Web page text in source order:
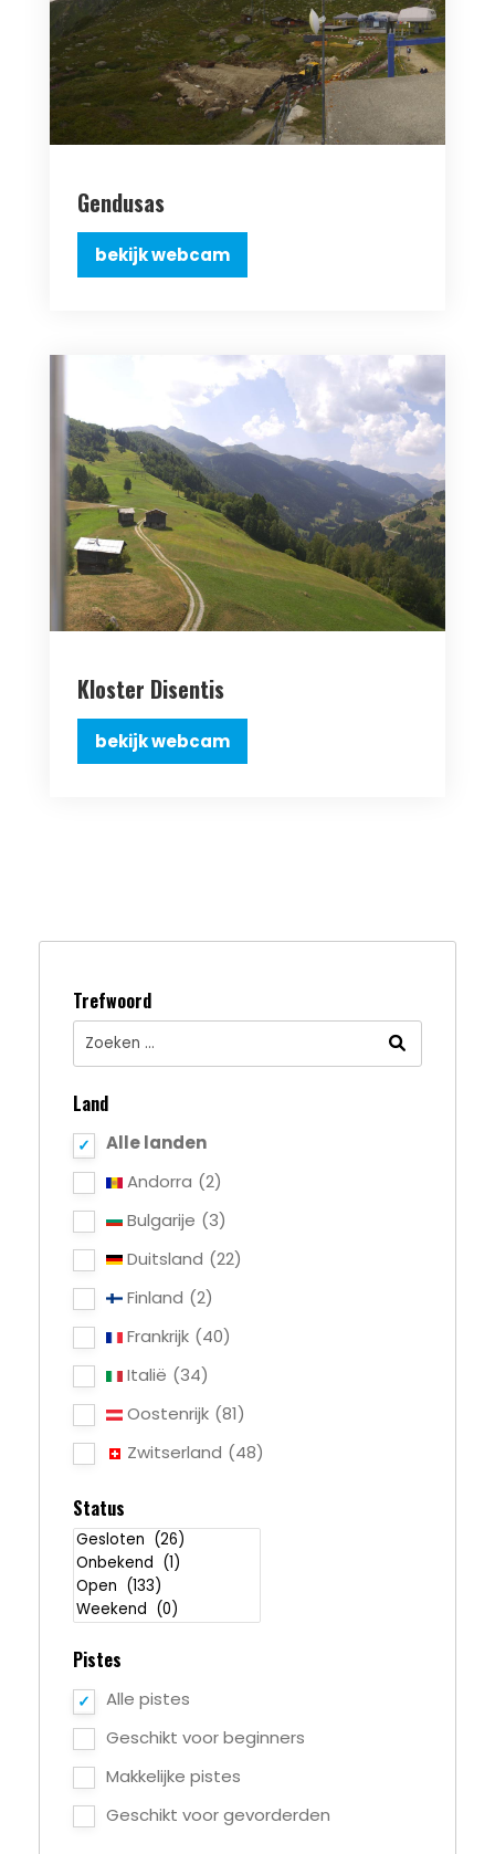
Gendusas
bekijk webcam
Kloster Disentis
bekijk webcam
Trefwoord
Land
Alle landen
Andorra (2)
Bulgarije (3)
Duitsland (22)
Finland (2)
Frankrijk (40)
Italië (34)
Oostenrijk (81)
Zwitserland (48)
Status
Pistes
Alle pistes
Geschikt voor beginners
Makkelijke pistes
Geschikt voor gevorderden